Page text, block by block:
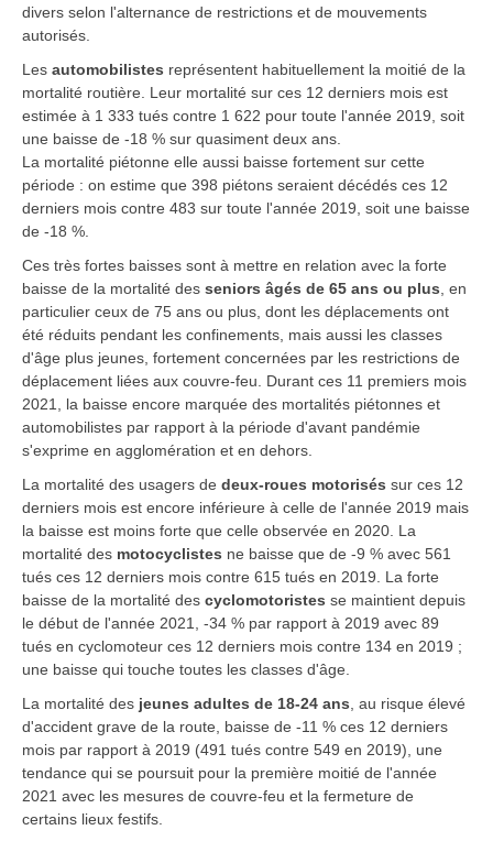
divers selon l'alternance de restrictions et de mouvements
autorisés.
Les automobilistes représentent habituellement la moitié de la
mortalité routière. Leur mortalité sur ces 12 derniers mois est
estimée à 1 333 tués contre 1 622 pour toute l'année 2019, soit
une baisse de -18 % sur quasiment deux ans.
La mortalité piétonne elle aussi baisse fortement sur cette
période : on estime que 398 piétons seraient décédés ces 12
derniers mois contre 483 sur toute l'année 2019, soit une baisse
de -18 %.
Ces très fortes baisses sont à mettre en relation avec la forte
baisse de la mortalité des seniors âgés de 65 ans ou plus , en
particulier ceux de 75 ans ou plus, dont les déplacements ont
été réduits pendant les confinements, mais aussi les classes
d'âge plus jeunes, fortement concernées par les restrictions de
déplacement liées aux couvre-feu. Durant ces 11 premiers mois
2021, la baisse encore marquée des mortalités piétonnes et
automobilistes par rapport à la période d'avant pandémie
s'exprime en agglomération et en dehors.
La mortalité des usagers de deux-roues motorisés sur ces 12
derniers mois est encore inférieure à celle de l'année 2019 mais
la baisse est moins forte que celle observée en 2020. La
mortalité des motocyclistes ne baisse que de -9 % avec 561
tués ces 12 derniers mois contre 615 tués en 2019. La forte
baisse de la mortalité des cyclomotoristes se maintient depuis
le début de l'année 2021, -34 % par rapport à 2019 avec 89
tués en cyclomoteur ces 12 derniers mois contre 134 en 2019 ;
une baisse qui touche toutes les classes d'âge.
La mortalité des jeunes adultes de 18-24 ans , au risque élevé
d'accident grave de la route, baisse de -11 % ces 12 derniers
mois par rapport à 2019 (491 tués contre 549 en 2019), une
tendance qui se poursuit pour la première moitié de l'année
2021 avec les mesures de couvre-feu et la fermeture de
certains lieux festifs.